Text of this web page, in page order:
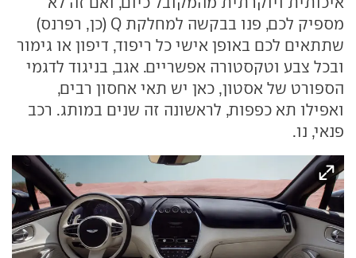
מספיק לכם, פנו בבקשה למחלקת Q (כן, רפרנס)
שתתאים לכם באופן אישי כל ריפוד, דיפון או גימור
ובכל צבע וטקסטורה אפשריים. אגב, בניגוד לדגמי
הספורט של אסטון, כאן יש תאי אחסון רבים,
ואפילו תא כפפות, לראשונה זה שנים במותג. רכב
פנאי, נו.